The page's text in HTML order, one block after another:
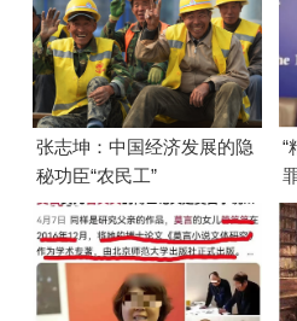
张志坤：中国经济发展的隐
秘功臣“农民工”
“